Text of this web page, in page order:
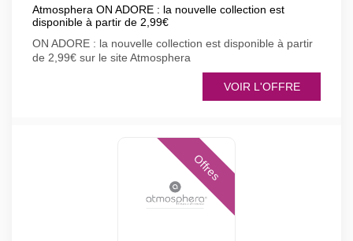
Atmosphera ON ADORE : la nouvelle collection est
disponible à partir de 2,99€
ON ADORE : la nouvelle collection est disponible à partir
de 2,99€ sur le site Atmosphera
VOIR L'OFFRE
Offres